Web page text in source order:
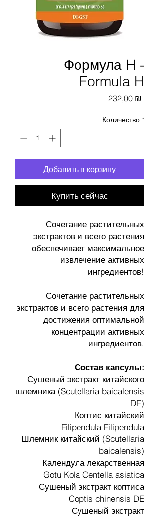
Формула H -
Formula H
232,00 ₪
Количество *
Добавить в корзину
Купить сейчас
Сочетание растительных
экстрактов и всего растения
обеспечивает максимальное
извлечение активных
ингредиентов!
Сочетание растительных
экстрактов и всего растения для
достижения оптимальной
концентрации активных
ингредиентов.
Состав капсулы:
Сушеный экстракт китайского
шлемника (Scutellaria baicalensis
DE)
Коптис китайский
Filipendula Filipendula
Шлемник китайский (Scutellaria
baicalensis)
Календула лекарственная
Gotu Kola Centella asiatica
Сушеный экстракт коптиса
Coptis chinensis DE
Сушеный экстракт